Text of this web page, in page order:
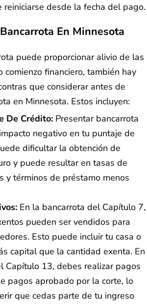
reiniciarse desde la fecha del pago.
En Minnesota
puede proporcionar alivio de las
comienzo financiero, también hay
que considerar antes de
en Minnesota. Estos incluyen:
De Crédito: Presentar bancarrota
negativo en tu puntaje de
dificultar la obtención de
y puede resultar en tasas de
y términos de préstamo menos
En la bancarrota del Capítulo 7,
pueden ser vendidos para
Esto puede incluir tu casa o
capital que la cantidad exenta. En
Capítulo 13, debes realizar pagos
pagos aprobado por la corte, lo
que cedas parte de tu ingreso